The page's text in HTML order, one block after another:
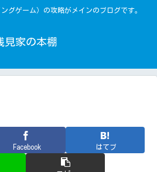
グゲーム）の攻略がメインのブログです。
見家の本棚
Facebook はてブ